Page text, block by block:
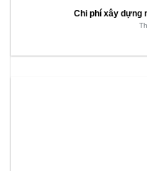
Chi phí xây dựng